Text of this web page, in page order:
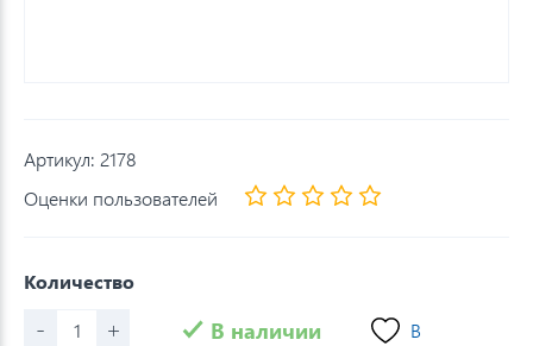
Артикул: 2178
Оценки пользователей
Количество
- + В наличии
В